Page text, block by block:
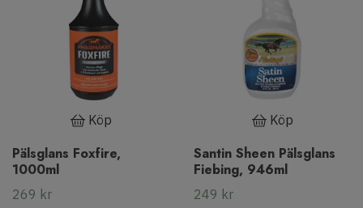
Köp
Pälsglans Foxfire,
1000ml
269 kr
Köp
Santin Sheen Pälsglans
Fiebing, 946ml
249 kr